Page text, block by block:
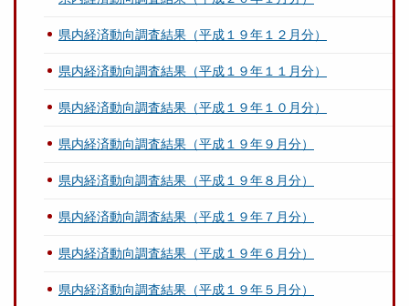
県内経済動向調査結果（平成１９年１２月分）
県内経済動向調査結果（平成１９年１１月分）
県内経済動向調査結果（平成１９年１０月分）
県内経済動向調査結果（平成１９年９月分）
県内経済動向調査結果（平成１９年８月分）
県内経済動向調査結果（平成１９年７月分）
県内経済動向調査結果（平成１９年６月分）
県内経済動向調査結果（平成１９年５月分）